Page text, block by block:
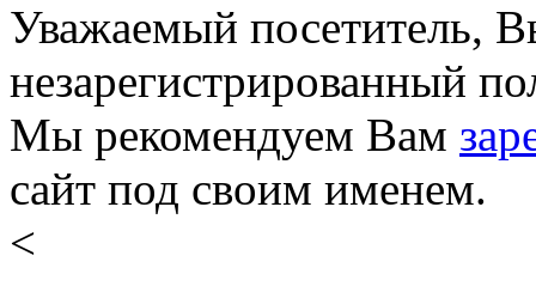
Уважаемый посетитель,
незарегистрированный
Мы рекомендуем Вам
сайт под своим именем.
<